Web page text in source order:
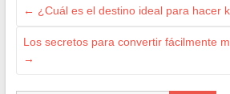
← ¿Cuál es el destino ideal para hacer
Los secretos para convertir fácilmente
→